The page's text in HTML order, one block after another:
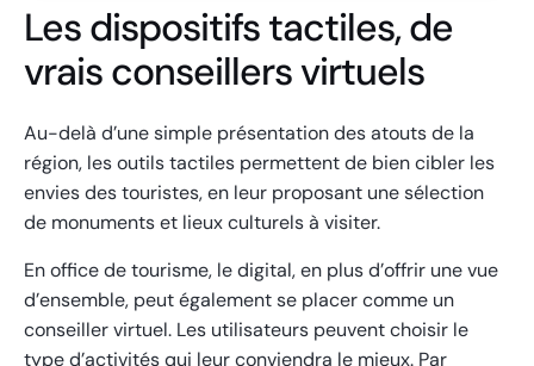
Les dispositifs tactiles, de
vrais conseillers virtuels
Au-delà d’une simple présentation des atouts de la
région, les outils tactiles permettent de bien cibler les
envies des touristes, en leur proposant une sélection
de monuments et lieux culturels à visiter.
En office de tourisme, le digital, en plus d’offrir une vue
d’ensemble, peut également se placer comme un
conseiller virtuel. Les utilisateurs peuvent choisir le
type d’activités qui leur conviendra le mieux. Par